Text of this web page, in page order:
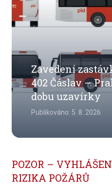
Zavedení
402 Čáslav –
dobu uzavírky
Publikováno: 5. 8. 2026
POZOR –
RIZIKA POŽÁRŮ